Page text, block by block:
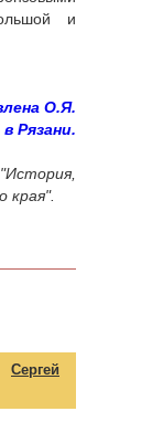
и
О.Я.
Рязани.
края".
Сергей